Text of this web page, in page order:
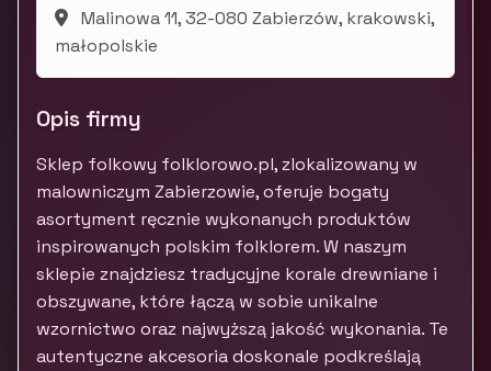
Malinowa 11, 32-080 Zabierzów, krakowski,
małopolskie
Opis firmy
Sklep folkowy folklorowo.pl, zlokalizowany w
malowniczym Zabierzowie, oferuje bogaty
asortyment ręcznie wykonanych produktów
inspirowanych polskim folklorem. W naszym
sklepie znajdziesz tradycyjne korale drewniane i
obszywane, które łączą w sobie unikalne
wzornictwo oraz najwyższą jakość wykonania. Te
autentyczne akcesoria doskonale podkreślają